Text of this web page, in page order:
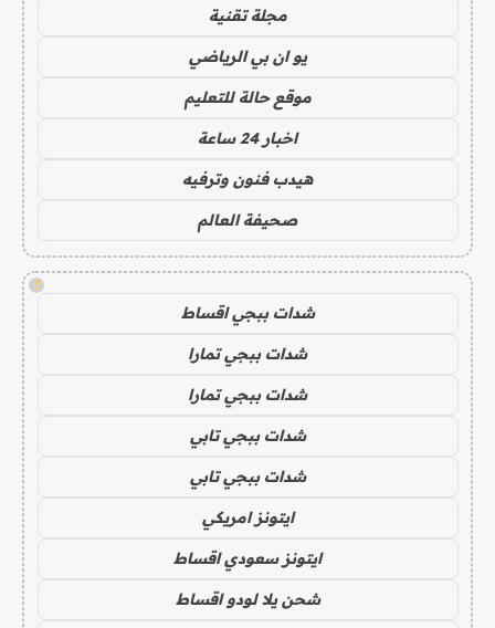
مجلة تقنية
يو ان بي الرياضي
موقع حالة للتعليم
اخبار 24 ساعة
هيدب فنون وترفيه
صحيفة العالم
!
شدات ببجي اقساط
شدات ببجي تمارا
شدات ببجي تمارا
شدات ببجي تابي
شدات ببجي تابي
ايتونز امريكي
ايتونز سعودي اقساط
شحن يلا لودو اقساط